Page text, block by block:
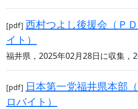
[pdf] 西村つよし後援会（Ｐ
イト）
福井県，2025年02月28日に収集，
[pdf] 日本第一党福井県本部
ロバイト）